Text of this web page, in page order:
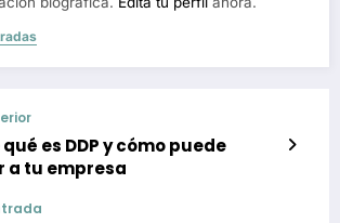
es DDP y cómo puede
a tu empresa